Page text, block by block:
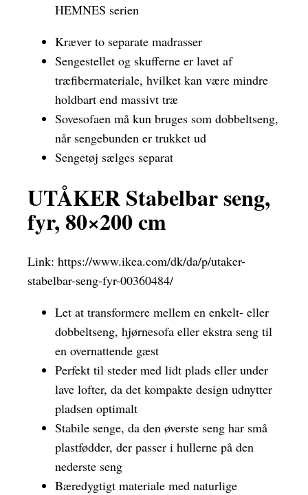
HEMNES serien
Kræver to separate madrasser
Sengestellet og skufferne er lavet af
træfibermateriale, hvilket kan være mindre
holdbart end massivt træ
Sovesofaen må kun bruges som dobbeltseng,
når sengebunden er trukket ud
Sengetøj sælges separat
UTÅKER Stabelbar seng,
fyr, 80×200 cm
Link: https://www.ikea.com/dk/da/p/utaker-
stabelbar-seng-fyr-00360484/
Let at transformere mellem en enkelt- eller
dobbeltseng, hjørnesofa eller ekstra seng til
en overnattende gæst
Perfekt til steder med lidt plads eller under
lave lofter, da det kompakte design udnytter
pladsen optimalt
Stabile senge, da den øverste seng har små
plastfødder, der passer i hullerne på den
nederste seng
Bæredygtigt materiale med naturlige